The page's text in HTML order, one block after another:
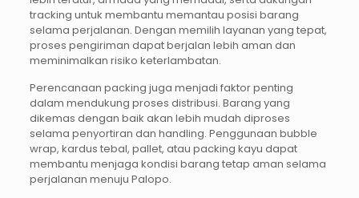
tracking untuk membantu memantau posisi barang
selama perjalanan. Dengan memilih layanan yang tepat,
proses pengiriman dapat berjalan lebih aman dan
meminimalkan risiko keterlambatan.
Perencanaan packing juga menjadi faktor penting
dalam mendukung proses distribusi. Barang yang
dikemas dengan baik akan lebih mudah diproses
selama penyortiran dan handling. Penggunaan bubble
wrap, kardus tebal, pallet, atau packing kayu dapat
membantu menjaga kondisi barang tetap aman selama
perjalanan menuju Palopo.